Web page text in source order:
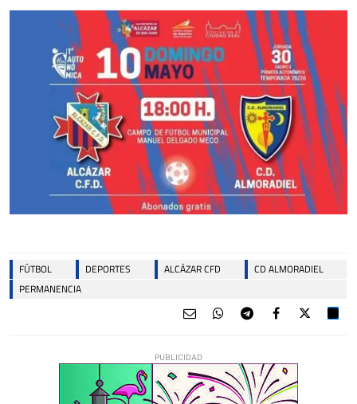
FÚTBOL DEPORTES ALCÁZAR CFD
CD ALMORADIEL
PERMANENCIA